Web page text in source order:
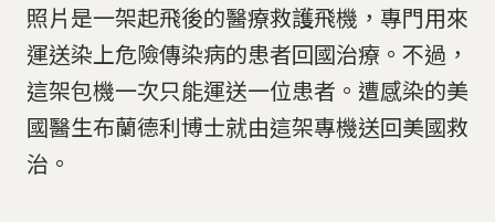
照片是一架起飛後的醫療救護飛機，專門用來
運送染上危險傳染病的患者回國治療。不過，
這架包機一次只能運送一位患者。遭感染的美
國醫生布蘭德利博士就由這架專機送回美國救
治。